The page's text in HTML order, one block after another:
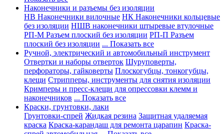
Наконечники и разъемы без изоляции
НВ Наконечники вилочные НК Наконечники кольцевые
без изоляции НШВ наконечники штыревые втулочные
РП-М Разъем плоский без изоляции РП-П Разъем
плоский без изоляции ... Показать все
Ручной, электрический и автомобильный инструмент
Отвертки и наборы отверток Шуруповерты,
перфораторы, гайковерты Плоскогубцы, тонкогубцы,
клещи Стрипперы, инструменты для снятия изоляции
Кримперы и пресс-клещи для опрессовки клемм и
наконечников ... Показать все
Краски, грунтовки, лаки
Грунтовки-спрей Жидкая резина Защитная удаляемая
краска Краска-карандаш для ремонта царапин Краска-